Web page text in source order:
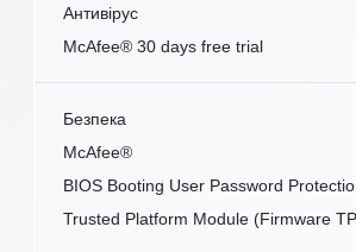
Антивірус
McAfee® 30 days free trial
Безпека
McAfee®
BIOS Booting User Password
Trusted Platform Module (Firmware